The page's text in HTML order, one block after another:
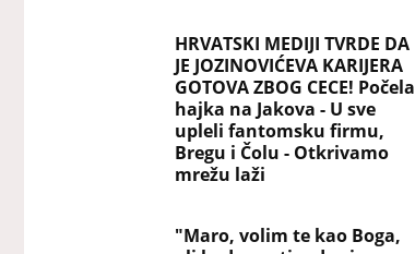
HRVATSKI MEDIJI TVRDE DA
JE JOZINOVIĆEVA KARIJERA
GOTOVA ZBOG CECE! Počela
hajka na Jakova - U sve
upleli fantomsku firmu,
Bregu i Čolu - Otkrivamo
mrežu laži
"Maro, volim te kao Boga,